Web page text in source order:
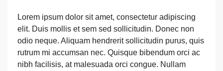
Lorem ipsum dolor sit amet, consectetur adipiscing
elit. Duis mollis et sem sed sollicitudin. Donec non
odio neque. Aliquam hendrerit sollicitudin purus, quis
rutrum mi accumsan nec. Quisque bibendum orci ac
nibh facilisis, at malesuada orci congue. Nullam